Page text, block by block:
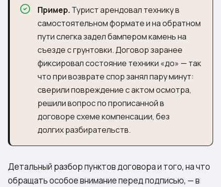
Пример. Турист арендовал технику в
самостоятельном формате и на обратном
пути слегка задел бампером камень на
съезде с грунтовки. Договор заранее
фиксировал состояние техники «до» — так
что при возврате спор занял пару минут:
сверили повреждение с актом осмотра,
решили вопрос по прописанной в
договоре схеме компенсации, без
долгих разбирательств.
Детальный разбор пунктов договора и того, на что
обращать особое внимание перед подписью, — в